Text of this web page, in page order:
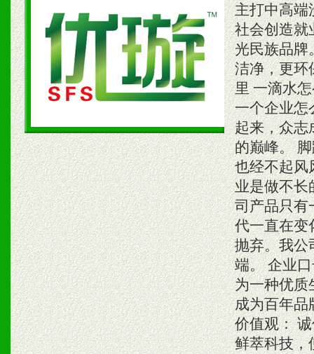
主打中高端
社会创造就
光民族品牌
洁净，更环
里 一滴水
一个企业怎
起来，众志
的巅峰。
也经不起风
业是做不长
司产品只有
代一直在变
抛弃。我公
端。 企业
为一种优质
成为百年品
价值观：
鲜萃科技，